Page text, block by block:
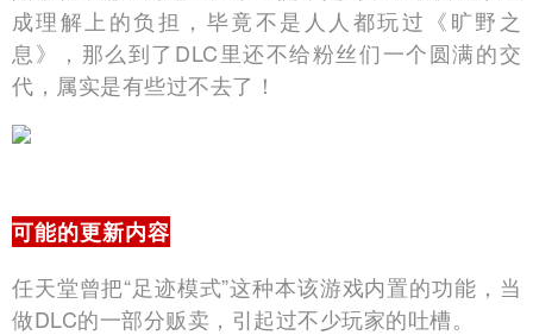
成理解上的负担，毕竟不是人人都玩过《旷野之
息》，那么到了DLC里还不给粉丝们一个圆满的交
代，属实是有些过不去了！
可能的更新内容
任天堂曾把“足迹模式”这种本该游戏内置的功能，当
做DLC的一部分贩卖，引起过不少玩家的吐槽。